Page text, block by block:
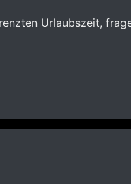
Urlaubszeit,